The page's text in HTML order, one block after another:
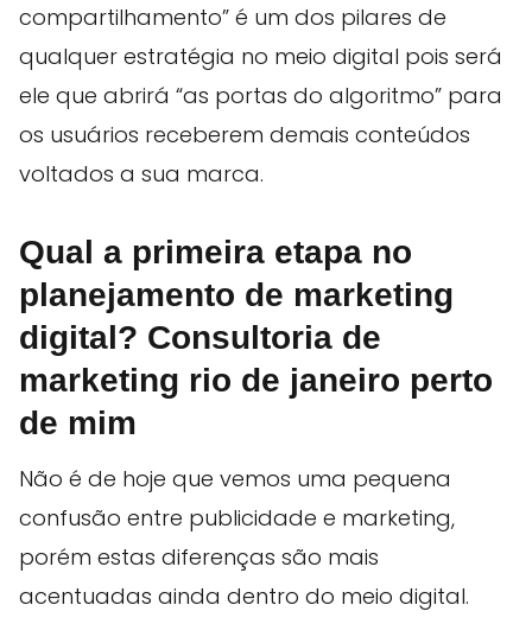
compartilhamento” é um dos pilares de
qualquer estratégia no meio digital pois será
ele que abrirá “as portas do algoritmo” para
os usuários receberem demais conteúdos
voltados a sua marca.
Qual a primeira etapa no
planejamento de marketing
digital? Consultoria de
marketing rio de janeiro perto
de mim
Não é de hoje que vemos uma pequena
confusão entre publicidade e marketing,
porém estas diferenças são mais
acentuadas ainda dentro do meio digital.